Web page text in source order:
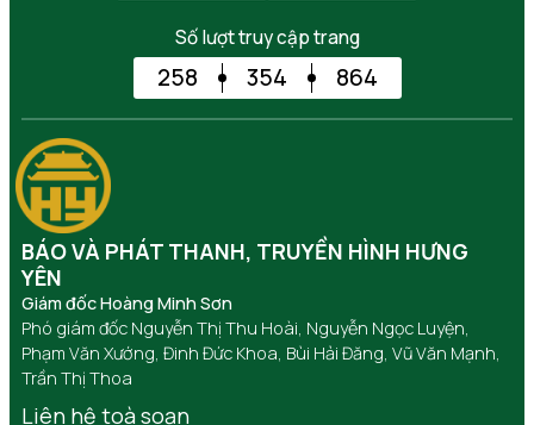
Số lượt truy cập trang
258 354 864
BÁO VÀ PHÁT THANH, TRUYỀN HÌNH HƯNG
YÊN
Giám đốc Hoàng Minh Sơn
Phó giám đốc Nguyễn Thị Thu Hoài, Nguyễn Ngọc Luyện,
Phạm Văn Xướng, Đinh Đức Khoa, Bùi Hải Đăng, Vũ Văn Mạnh,
Trần Thị Thoa
Liên hệ toà soạn